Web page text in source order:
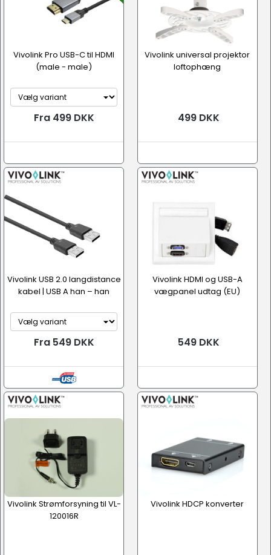
Vivolink Pro USB-C til HDMI
(male - male)
Fra 499 DKK
Vivolink universal projektor
loftophæng
499 DKK
Vivolink USB 2.0 langdistance
kabel | USB A han – han
Fra 549 DKK
Vivolink HDMI og USB-A
vægpanel udtag (EU)
549 DKK
Vivolink Strømforsyning til VL-
120016R
Vivolink HDCP konverter